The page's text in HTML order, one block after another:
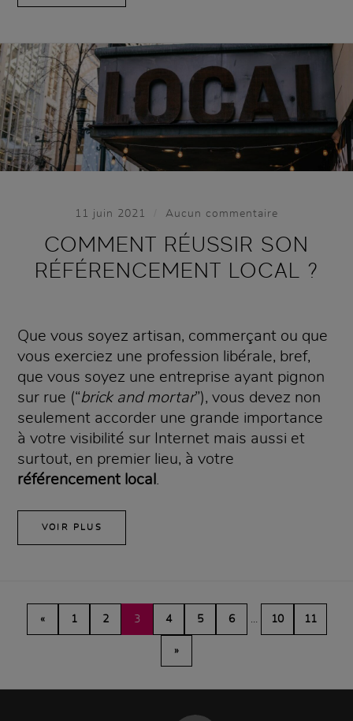
11 juin 2021 Aucun commentaire
COMMENT RÉUSSIR SON
RÉFÉRENCEMENT LOCAL ?
Que vous soyez artisan, commerçant ou que
vous exerciez une profession libérale, bref,
que vous soyez une entreprise ayant pignon
sur rue (“brick and mortar”), vous devez non
seulement accorder une grande importance
à votre visibilité sur Internet mais aussi et
surtout, en premier lieu, à votre
référencement local
VOIR PLUS
« 1 2 3 4 5 6 10 11
»